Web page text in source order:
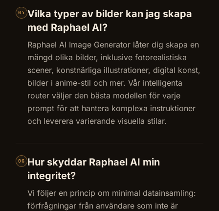
05 Vilka typer av bilder kan jag skapa
med Raphael AI?
Raphael AI Image Generator låter dig skapa en
mängd olika bilder, inklusive fotorealistiska
scener, konstnärliga illustrationer, digital konst,
bilder i anime-stil och mer. Vår intelligenta
router väljer den bästa modellen för varje
prompt för att hantera komplexa instruktioner
och leverera varierande visuella stilar.
06
Hur skyddar Raphael AI min
integritet?
Vi följer en princip om minimal datainsamling:
förfrågningar från användare som inte är